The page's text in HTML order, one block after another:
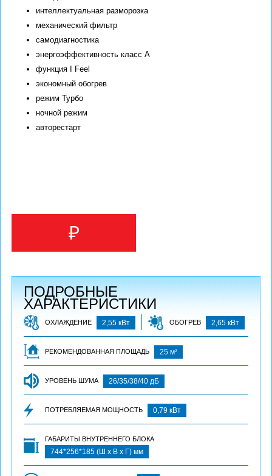
интеллектуальная разморозка
механический фильтр
самодиагностика
энергоэффективность класс А
функция I Feel
экономный обогрев
режим Турбо
ночной режим
авторестарт
₽
ПОДРОБНЫЕ
ХАРАКТЕРИСТИКИ
ОХЛАЖДЕНИЕ 2,55 кВт ОБОГРЕВ 2,65 кВт
РЕКОМЕНДОВАННАЯ ПЛОЩАДЬ 25 м2
УРОВЕНЬ ШУМА 26/35/38/40 дБ
ПОТРЕБЛЯЕМАЯ МОЩНОСТЬ 0,79 кВт
ГАБАРИТЫ ВНУТРЕННЕГО БЛОКА
744*256*185 (Ш х В х Г) мм